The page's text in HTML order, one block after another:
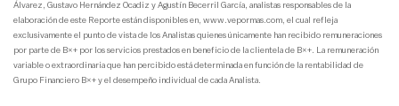
Álvarez, Gustavo Hernández Ocadiz y Agustín Becerril García, analistas responsables de la
elaboración de este Reporte están disponibles en, www.vepormas.com, el cual refleja
exclusivamente el punto de vista de los Analistas quienes únicamente han recibido remuneraciones
por parte de B×+ por los servicios prestados en beneficio de la clientela de B×+. La remuneración
variable o extraordinaria que han percibido está determinada en función de la rentabilidad de
Grupo Financiero B×+ y el desempeño individual de cada Analista.